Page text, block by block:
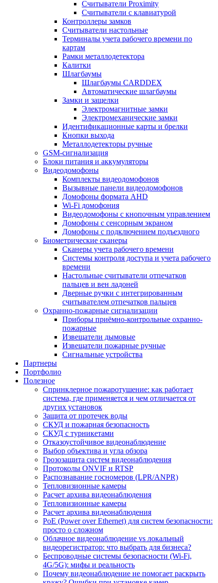
Считыватели Proximity
Считыватели с клавиатурой
Контроллеры замков
Считыватели настольные
Терминалы учета рабочего времени по
картам
Рамки металлодетектора
Калитки
Шлагбаумы
Шлагбаумы CARDDEX
Автоматические шлагбаумы
Замки и защелки
Электромагнитные замки
Электромеханические замки
Идентификационные карты и брелки
Кнопки выхода
Металлодетекторы ручные
GSM-сигнализация
Блоки питания и аккумуляторы
Видеодомофоны
Комплекты видеодомофонов
Вызывные панели видеодомофонов
Домофоны формата AHD
Wi-Fi домофония
Видеодомофоны с кнопочным управлением
Домофоны с сенсорным экраном
Домофоны с подключением подъездного
Биометрические сканеры
Сканеры учета рабочего времени
Системы контроля доступа и учета рабочего
времени
Настольные считыватели отпечатков
пальцев и вен ладоней
Дверные ручки с интегрированным
считывателем отпечатков пальцев
Охранно-пожарные сигнализации
Приборы приёмно-контрольные охранно-
пожарные
Извещатели дымовые
Извещатели пожарные ручные
Сигнальные устройства
Партнеры
Портфолио
Полезное
Спринклерное пожаротушение: как работает
система, где применяется и чем отличается от
других установок
Защита от протечек воды
СКУД и пожарная безопасность
СКУД с турникетами
Отказоустойчивое видеонаблюдение
Выбор объектива и угла обзора
Грозозащита систем видеонаблюдения
Протоколы ONVIF и RTSP
Распознавание госномеров (LPR/ANPR)
Тепловизионные камеры
Расчет архива видеонаблюдения
Тепловизионные камеры
Расчет архива видеонаблюдения
PoE (Power over Ethernet) для систем безопасности:
просто о сложном
Облачное видеонаблюдение vs локальный
видеорегистратор: что выбрать для бизнеса?
Беспроводные системы безопасности (Wi-Fi,
4G/5G): мифы и реальность
Почему видеонаблюдение не помогает раскрыть